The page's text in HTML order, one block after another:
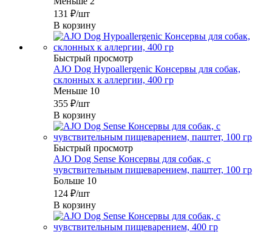
131 ₽/шт
В корзину
Быстрый просмотр
AJO Dog Hypoallergenic Консервы для собак,
склонных к аллергии, 400 гр
Меньше 10
355 ₽/шт
В корзину
Быстрый просмотр
AJO Dog Sense Консервы для собак, с
чувствительным пищеварением, паштет, 100 гр
Больше 10
124 ₽/шт
В корзину